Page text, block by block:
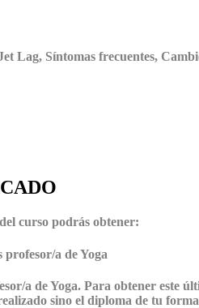
Lag, Síntomas frecuentes,
curso podrás obtener:
a de Yoga
a de Yoga. Para obtener este
sino el diploma de tu